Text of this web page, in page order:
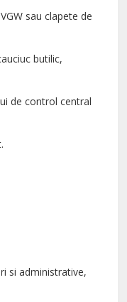
sau clapete de
butilic,
de control central
si administrative,